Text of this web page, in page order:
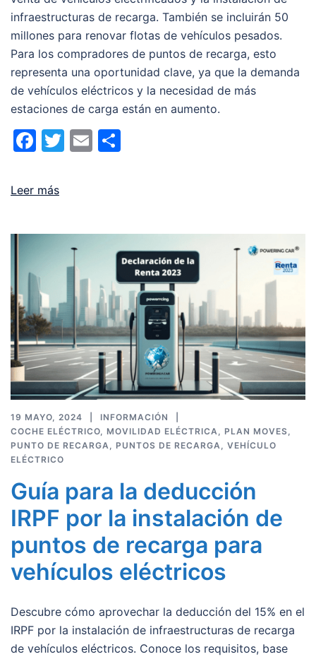
infraestructuras de recarga. También se incluirán 50
millones para renovar flotas de vehículos pesados.
Para los compradores de puntos de recarga, esto
representa una oportunidad clave, ya que la demanda
de vehículos eléctricos y la necesidad de más
estaciones de carga están en aumento.
Facebook
Twitter
Email
Leer más
19 MAYO, 2024
INFORMACIÓN
COCHE ELÉCTRICO, MOVILIDAD ELÉCTRICA, PLAN MOVES,
PUNTO DE RECARGA, PUNTOS DE RECARGA, VEHÍCULO
ELÉCTRICO
Guía para la deducción
IRPF por la instalación de
puntos de recarga para
vehículos eléctricos
Descubre cómo aprovechar la deducción del 15% en el
IRPF por la instalación de infraestructuras de recarga
de vehículos eléctricos. Conoce los requisitos, base